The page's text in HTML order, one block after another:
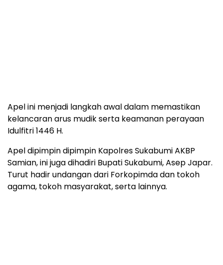
Apel ini menjadi langkah awal dalam memastikan
kelancaran arus mudik serta keamanan perayaan
Idulfitri 1446 H.
Apel dipimpin dipimpin Kapolres Sukabumi AKBP
Samian, ini juga dihadiri Bupati Sukabumi, Asep Japar.
Turut hadir undangan dari Forkopimda dan tokoh
agama, tokoh masyarakat, serta lainnya.